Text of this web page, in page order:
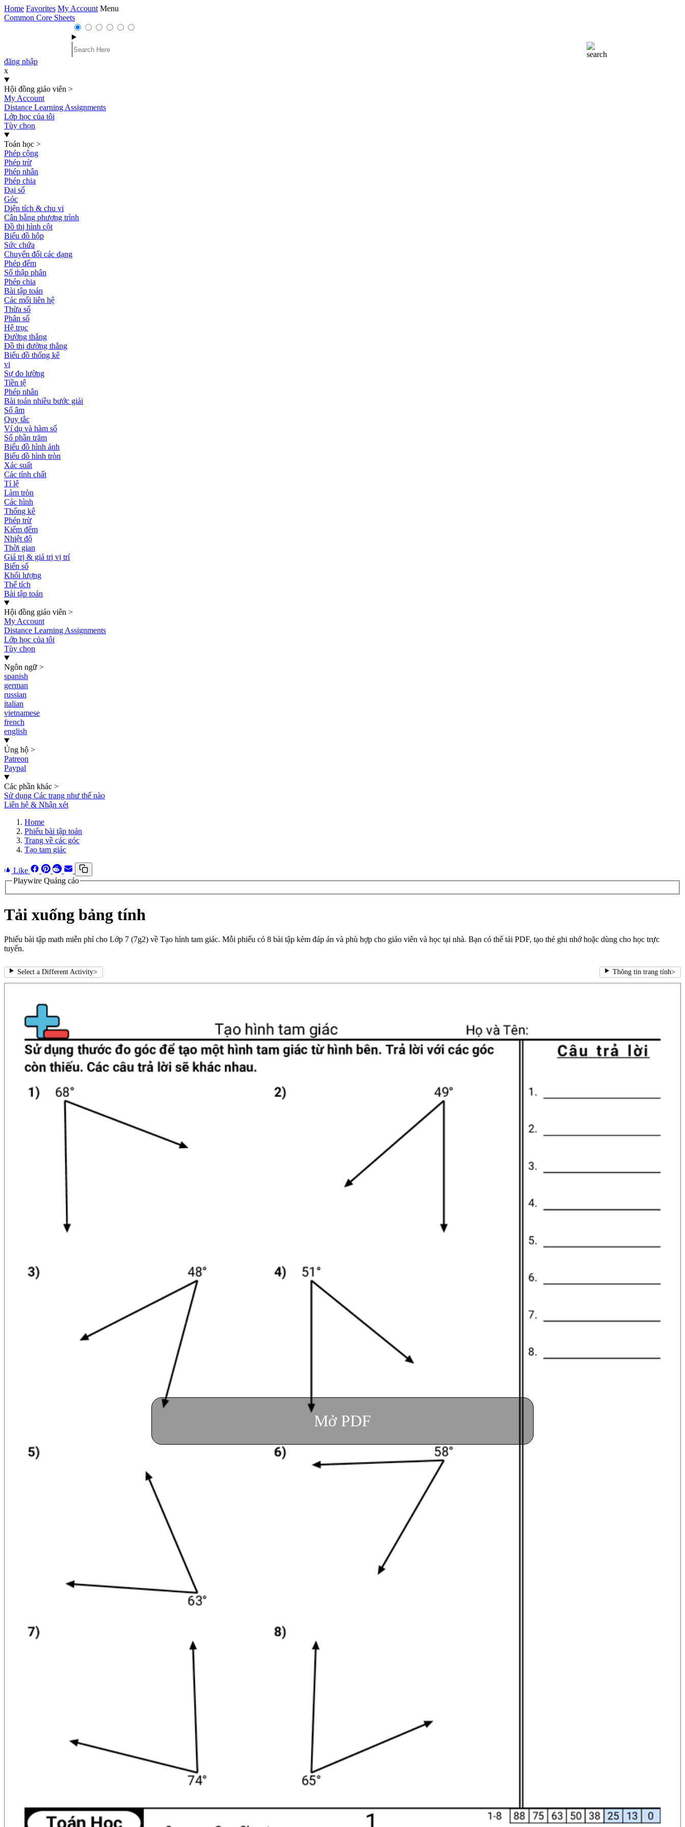
Home Favorites My Account Menu
Common Core Sheets
đăng nhập
x
Hội đồng giáo viên >
My Account
Distance Learning Assignments
Lớp học của tôi
Tùy chọn
Toán học >
Phép cộng
Phép trừ
Phép nhân
Phép chia
Đại số
Góc
Diện tích & chu vi
Cân bằng phương trình
Đồ thị hình cột
Biểu đồ hộp
Sức chứa
Chuyển đổi các dạng
Phép đếm
Số thập phân
Phép chia
Bài tập toán
Các mối liên hệ
Thừa số
Phân số
Hệ trục
Đường thẳng
Đồ thị đường thẳng
Biểu đồ thống kê
vi
Sự đo lường
Tiền tệ
Phép nhân
Bài toán nhiều bước giải
Số âm
Quy tắc
Ví dụ và hàm số
Số phần trăm
Biểu đồ hình ảnh
Biểu đồ hình tròn
Xác suất
Các tính chất
Tỉ lệ
Làm tròn
Các hình
Thống kê
Phép trừ
Kiểm đếm
Nhiệt độ
Thời gian
Giá trị & giá trị vị trí
Biến số
Khối lượng
Thể tích
Bài tập toán
Hội đồng giáo viên >
My Account
Distance Learning Assignments
Lớp học của tôi
Tùy chọn
Ngôn ngữ >
spanish
german
russian
italian
vietnamese
french
english
Ủng hộ >
Patreon
Paypal
Các phần khác >
Sử dụng Các trang như thế nào
Liên hệ & Nhận xét
Home
Phiếu bài tập toán
Trang về các góc
Tạo tam giác
Like
Playwire Quảng cáo
Tải xuống bảng tính
Phiếu bài tập math miễn phí cho Lớp 7 (7g2) về Tạo hình tam giác. Mỗi phiếu có 8 bài tập kèm đáp án và phù hợp cho giáo viên và học tại nhà. Bạn có thể tải PDF, tạo thẻ ghi nhớ hoặc dùng cho học trực
tuyến.
Select a Different Activity> Thông tin trang tính>
Mở PDF